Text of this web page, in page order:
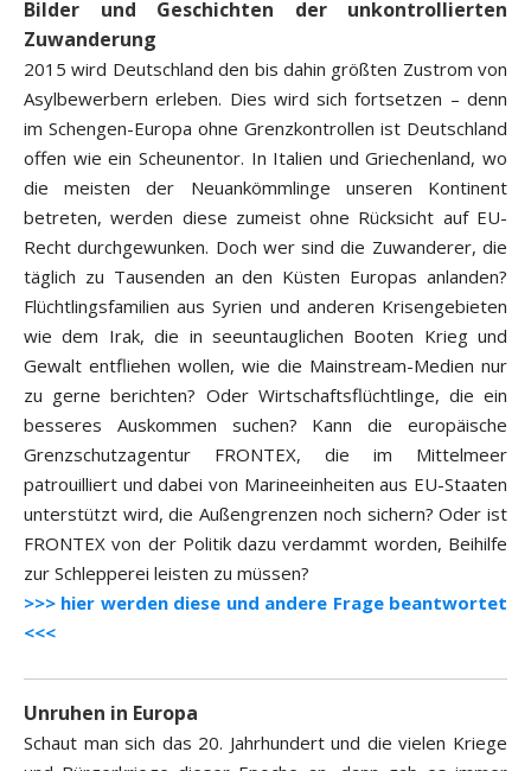
Bilder und Geschichten der unkontrollierten
Zuwanderung
2015 wird Deutschland den bis dahin größten Zustrom von
Asylbewerbern erleben. Dies wird sich fortsetzen – denn
im Schengen-Europa ohne Grenzkontrollen ist Deutschland
offen wie ein Scheunentor. In Italien und Griechenland, wo
die meisten der Neuankömmlinge unseren Kontinent
betreten, werden diese zumeist ohne Rücksicht auf EU-
Recht durchgewunken. Doch wer sind die Zuwanderer, die
täglich zu Tausenden an den Küsten Europas anlanden?
Flüchtlingsfamilien aus Syrien und anderen Krisengebieten
wie dem Irak, die in seeuntauglichen Booten Krieg und
Gewalt entfliehen wollen, wie die Mainstream-Medien nur
zu gerne berichten? Oder Wirtschaftsflüchtlinge, die ein
besseres Auskommen suchen? Kann die europäische
Grenzschutzagentur FRONTEX, die im Mittelmeer
patrouilliert und dabei von Marineeinheiten aus EU-Staaten
unterstützt wird, die Außengrenzen noch sichern? Oder ist
FRONTEX von der Politik dazu verdammt worden, Beihilfe
zur Schlepperei leisten zu müssen?
>>> hier werden diese und andere Frage beantwortet
<<<
Unruhen in Europa
Schaut man sich das 20. Jahrhundert und die vielen Kriege